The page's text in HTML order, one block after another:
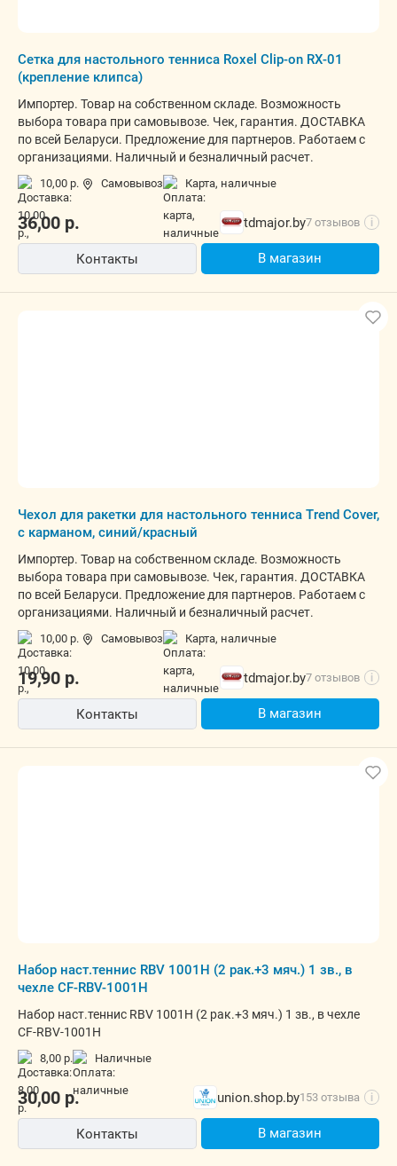
Сетка для настольного тенниса Roxel Clip-on RX-01
(крепление клипса)
Импортер. Товар на собственном складе. Возможность
выбора товара при самовывозе. Чек, гарантия. ДОСТАВКА
по всей Беларуси. Предложение для партнеров. Работаем с
организациями. Наличный и безналичный расчет.
10,00 р. Самовывоз карта, наличные
36,00 р. tdmajor.by7 отзывов i
Контакты В магазин
Чехол для ракетки для настольного тенниса Trend Cover,
с карманом, синий/красный
Импортер. Товар на собственном складе. Возможность
выбора товара при самовывозе. Чек, гарантия. ДОСТАВКА
по всей Беларуси. Предложение для партнеров. Работаем с
организациями. Наличный и безналичный расчет.
10,00 р. Самовывоз карта, наличные
19,90 р. tdmajor.by7 отзывов i
Контакты В магазин
Набор наст.теннис RBV 1001H (2 рак.+3 мяч.) 1 зв., в
чехле CF-RBV-1001H
Набор наст.теннис RBV 1001H (2 рак.+3 мяч.) 1 зв., в чехле
CF-RBV-1001H
8,00 р. наличные
30,00 р. union.shop.by153 отзыва i
Контакты В магазин